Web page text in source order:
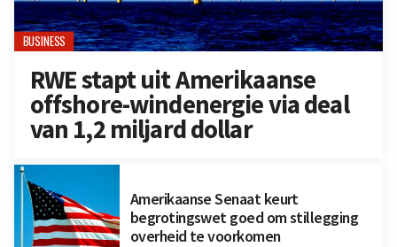
BUSINESS
RWE stapt uit Amerikaanse
offshore-windenergie via deal
van 1,2 miljard dollar
Amerikaanse Senaat keurt
begrotingswet goed om stillegging
overheid te voorkomen